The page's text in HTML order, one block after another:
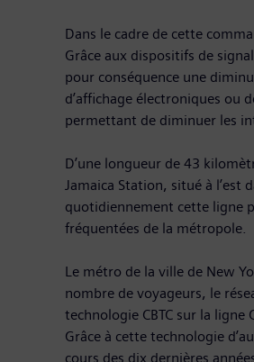
Dans le cadre de cette
Grâce aux dispositifs de
pour conséquence une
d’affichage électroniques ou
permettant de diminuer les
D’une longueur de 43
Jamaica Station, situé à
quotidiennement cette ligne
fréquentées de la métropole.
Le métro de la ville de New
nombre de voyageurs, le
technologie CBTC sur la
Grâce à cette technologie
cours des dix dernières